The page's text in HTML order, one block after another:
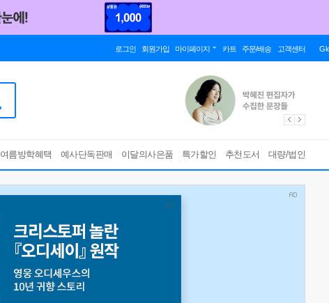
로그인 회원가입 마이페이지 카트 주문/배송 고객센터
여름방학혜택 예사단독판매 이달의사은품 특가할인 추천도서 대량/법인